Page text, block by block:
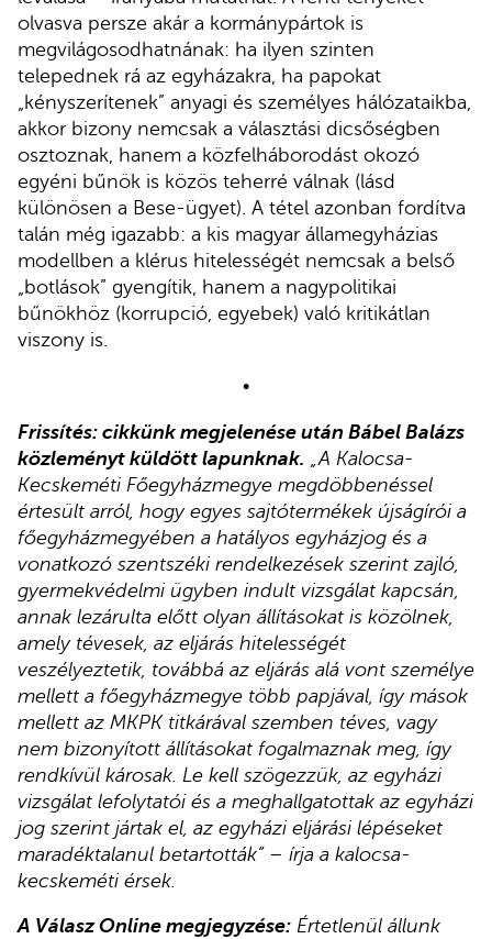
olvasva persze akár a kormánypártok is
megvilágosodhatnának: ha ilyen szinten
telepednek rá az egyházakra, ha papokat
„kényszerítenek” anyagi és személyes hálózataikba,
akkor bizony nemcsak a választási dicsőségben
osztoznak, hanem a közfelháborodást okozó
egyéni bűnök is közös teherré válnak (lásd
különösen a Bese-ügyet). A tétel azonban fordítva
talán még igazabb: a kis magyar államegyházias
modellben a klérus hitelességét nemcsak a belső
„botlások” gyengítik, hanem a nagypolitikai
bűnökhöz (korrupció, egyebek) való kritikátlan
viszony is.
•
Frissítés: cikkünk megjelenése után Bábel Balázs
közleményt küldött lapunknak. „A Kalocsa-
Kecskeméti Főegyházmegye megdöbbenéssel
értesült arról, hogy egyes sajtótermékek újságírói a
főegyházmegyében a hatályos egyházjog és a
vonatkozó szentszéki rendelkezések szerint zajló,
gyermekvédelmi ügyben indult vizsgálat kapcsán,
annak lezárulta előtt olyan állításokat is közölnek,
amely tévesek, az eljárás hitelességét
veszélyeztetik, továbbá az eljárás alá vont személye
mellett a főegyházmegye több papjával, így mások
mellett az MKPK titkárával szemben téves, vagy
nem bizonyított állításokat fogalmaznak meg, így
rendkívül károsak. Le kell szögezzük, az egyházi
vizsgálat lefolytatói és a meghallgatottak az egyházi
jog szerint jártak el, az egyházi eljárási lépéseket
maradéktalanul betartották” – írja a kalocsa-
kecskeméti érsek.
A Válasz Online megjegyzése: Értetlenül állunk